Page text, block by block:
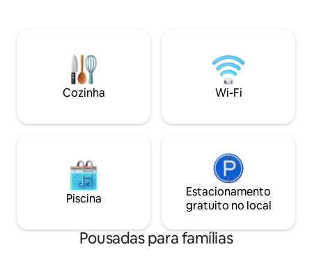
,cinema , zona de jogos, bilheteria da
Emirates,agências de viagens e
academias estão localizados ao nosso
Cozinha Wi-Fi
Piscina
Estacionamento
gratuito no local
Pousadas para famílias